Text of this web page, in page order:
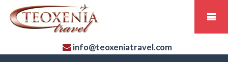
info@teoxeniatravel.com